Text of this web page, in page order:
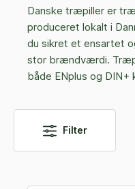
Danske træpiller er
produceret lokalt i
du sikret et ensartet
stor brændværdi.
både ENplus og DIN+
Filter